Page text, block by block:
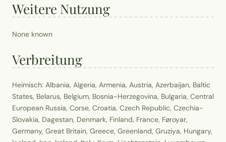
Weitere Nutzung
None known
Verbreitung
Heimisch: Albania, Algeria, Armenia, Austria, Azerbaijan, Baltic
States, Belarus, Belgium, Bosnia-Herzegovina, Bulgaria, Central
European Russia, Corse, Croatia, Czech Republic, Czechia-
Slovakia, Dagestan, Denmark, Finland, France, Føroyar,
Germany, Great Britain, Greece, Greenland, Gruziya, Hungary,